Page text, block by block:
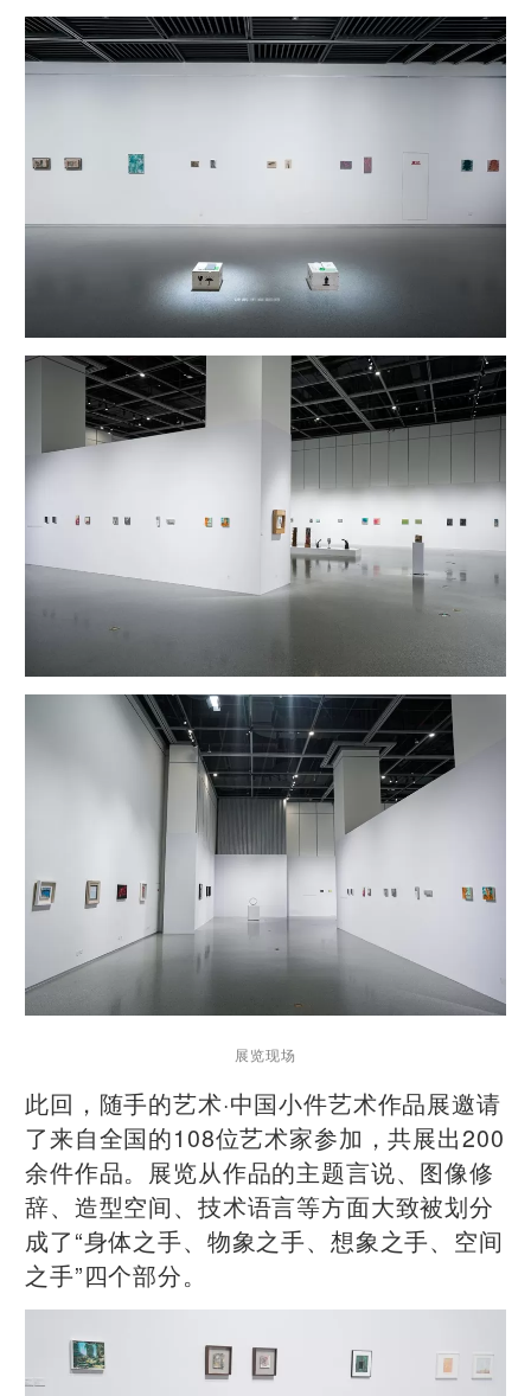
展览现场
此回，随手的艺术·中国小件艺术作品展邀请
了来自全国的108位艺术家参加，共展出200
余件作品。展览从作品的主题言说、图像修
辞、造型空间、技术语言等方面大致被划分
成了“身体之手、物象之手、想象之手、空间
之手”四个部分。